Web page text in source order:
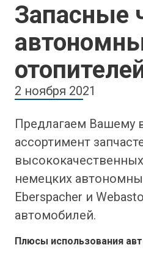
Запасные
2 ноября 2021
Предлагаем Вашему
ассортимент
немецких
Eberspacher и
автомобилей.
Плюсы использования